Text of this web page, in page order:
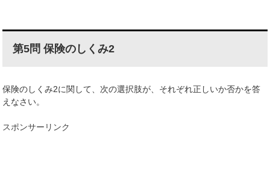
第5問 保険のしくみ2
保険のしくみ2に関して、次の選択肢が、それぞれ正しいか否かを答
えなさい。
スポンサーリンク